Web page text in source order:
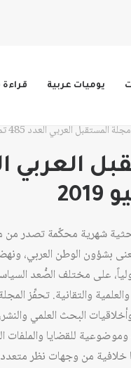
يوميات عربية
مجلة المستقبل العربي العدد 485 تموز/يوليو 2019
العربي
شهرية محكّمة تصدر من
عام 1978، وهي تُعنى بشؤون الوطن
على مختلف الصُّعد
والتقانية. تحفِّز
البحث العلمي
للقضايا والملفات
خلافية من وجهات نظر